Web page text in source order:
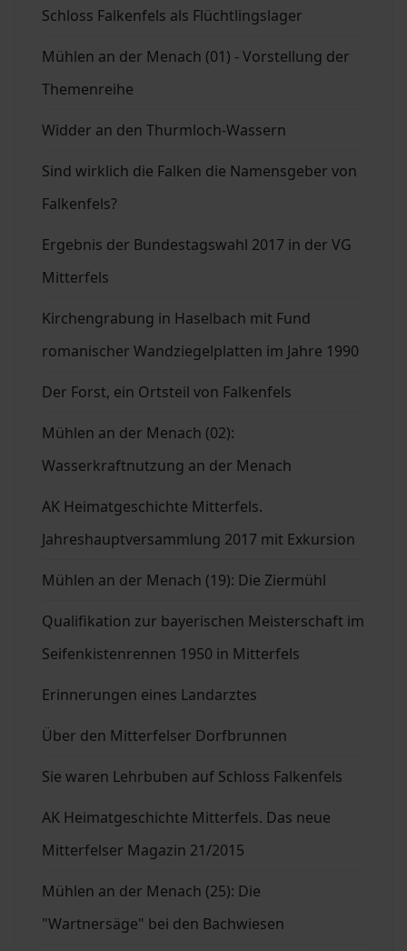
Schloss Falkenfels als Flüchtlingslager
Mühlen an der Menach (01) - Vorstellung der
Themenreihe
Widder an den Thurmloch-Wassern
Sind wirklich die Falken die Namensgeber von
Falkenfels?
Ergebnis der Bundestagswahl 2017 in der VG
Mitterfels
Kirchengrabung in Haselbach mit Fund
romanischer Wandziegelplatten im Jahre 1990
Der Forst, ein Ortsteil von Falkenfels
Mühlen an der Menach (02):
Wasserkraftnutzung an der Menach
AK Heimatgeschichte Mitterfels.
Jahreshauptversammlung 2017 mit Exkursion
Mühlen an der Menach (19): Die Ziermühl
Qualifikation zur bayerischen Meisterschaft im
Seifenkistenrennen 1950 in Mitterfels
Erinnerungen eines Landarztes
Über den Mitterfelser Dorfbrunnen
Sie waren Lehrbuben auf Schloss Falkenfels
AK Heimatgeschichte Mitterfels. Das neue
Mitterfelser Magazin 21/2015
Mühlen an der Menach (25): Die
"Wartnersäge" bei den Bachwiesen